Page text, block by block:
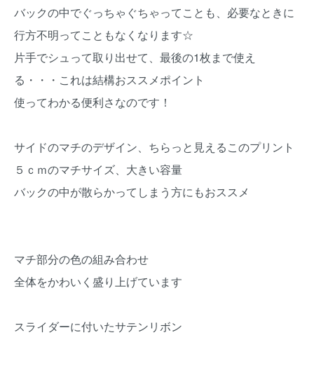
バックの中でぐっちゃぐちゃってことも、必要なときに
行方不明ってこともなくなります☆
片手でシュって取り出せて、最後の1枚まで使え
る・・・これは結構おススメポイント
使ってわかる便利さなのです！
サイドのマチのデザイン、ちらっと見えるこのプリント
５ｃｍのマチサイズ、大きい容量
バックの中が散らかってしまう方にもおススメ
マチ部分の色の組み合わせ
全体をかわいく盛り上げています
スライダーに付いたサテンリボン